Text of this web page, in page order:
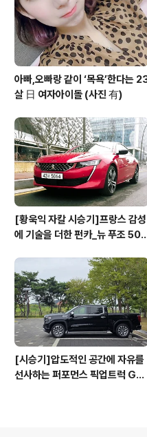
아빠,오빠랑 같이 ‘목욕’한다는
살 日 여자아이돌 (사진 有)
[황욱익 자칼 시승기]프랑스 감성
에 기술을 더한 펀카_뉴 푸조 508
[시승기]압도적인 공간에 자유를
선사하는 퍼포먼스 픽업트럭 GM